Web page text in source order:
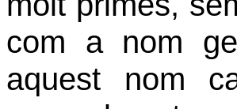
com a nom
aquest nom